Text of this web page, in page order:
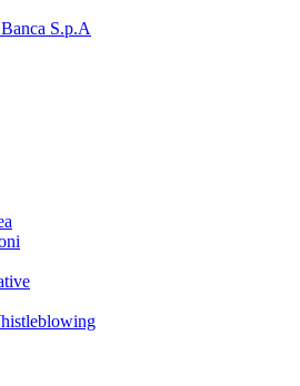
S.p.A